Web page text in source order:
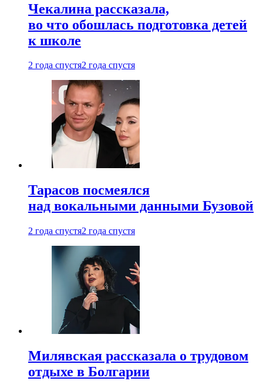
Чекалина рассказала,
во что обошлась подготовка детей
к школе
2 года спустя2 года спустя
Тарасов посмеялся
над вокальными данными Бузовой
2 года спустя2 года спустя
Милявская рассказала о трудовом
отдыхе в Болгарии